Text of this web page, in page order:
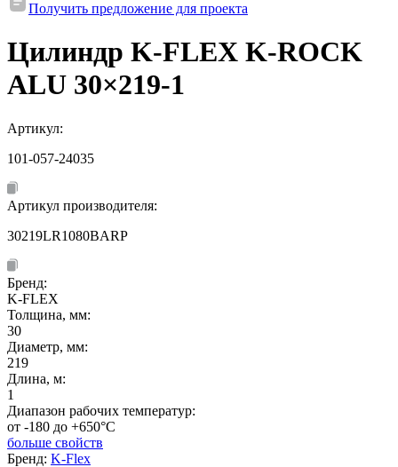
Получить предложение для проекта
Цилиндр K-FLEX K-ROCK
ALU 30×219-1
Артикул:
101-057-24035
Артикул производителя:
30219LR1080BARP
Бренд:
K-FLEX
Толщина, мм:
30
Диаметр, мм:
219
Длина, м:
1
Диапазон рабочих температур:
от -180 до +650°C
больше свойств
Бренд: K-Flex